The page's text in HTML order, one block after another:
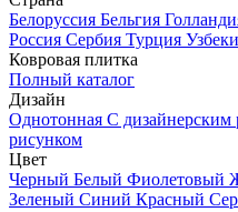
Белоруссия Бельгия
Россия Сербия Турция
Ковровая плитка
Полный каталог
Дизайн
Однотонная С дизайнерским
рисунком
Цвет
Черный Белый Фиолетовый
Зеленый Синий Красный